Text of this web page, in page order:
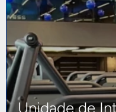
Unidade de